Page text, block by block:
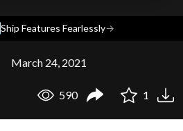
Ship Features Fearlessly→
March 24, 2021
590 1